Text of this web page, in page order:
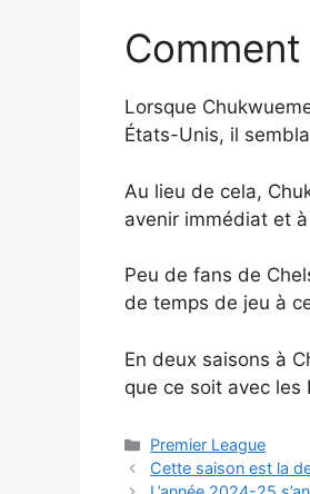
Lorsque
États-Unis, il
Au lieu de cela,
avenir immédiat et
Peu de fans de
de temps de jeu à
En deux saisons à
que ce soit avec les
Catégories
Premier League
Cette saison est la